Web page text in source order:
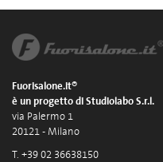
Fuorisalone.it®
è un progetto di Studiolabo S.r.l.
via Palermo 1
20121 - Milano
T. +39 02 36638150